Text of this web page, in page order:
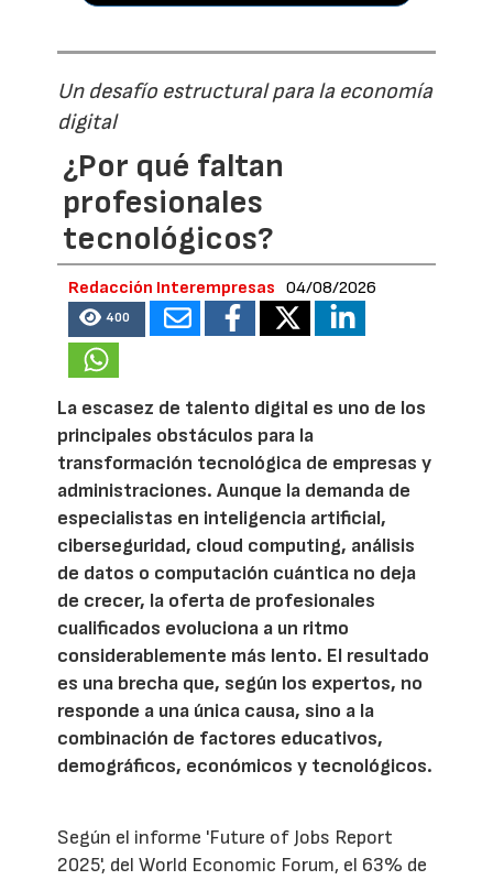
Un desafío estructural para la economía
digital
¿Por qué faltan
profesionales
tecnológicos?
Redacción Interempresas 04/08/2026
400
La escasez de talento digital es uno de los
principales obstáculos para la
transformación tecnológica de empresas y
administraciones. Aunque la demanda de
especialistas en inteligencia artificial,
ciberseguridad, cloud computing, análisis
de datos o computación cuántica no deja
de crecer, la oferta de profesionales
cualificados evoluciona a un ritmo
considerablemente más lento. El resultado
es una brecha que, según los expertos, no
responde a una única causa, sino a la
combinación de factores educativos,
demográficos, económicos y tecnológicos.
Según el informe 'Future of Jobs Report
2025', del World Economic Forum, el 63% de